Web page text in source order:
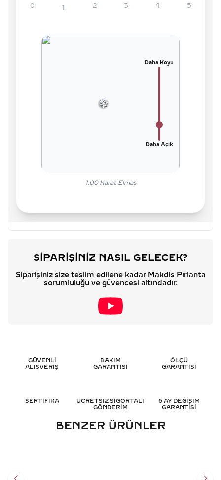
0 1 2 3 4 5
Daha Koyu
Daha Açık
1.00Karat Elmas
SIPARIŞINIZ NASIL GELECEK?
Siparişiniz size teslim edilene kadar Makdis Pırlanta
sorumluluğu ve güvencesi altındadır.
GÜVENLİ
ALIŞVERİŞ
BAKIM
GARANTİSİ
ÖLÇÜ
GARANTİSİ
SERTİFİKA
ÜCRETSİZ SİGORTALI
GÖNDERİM
6 AY DEĞİŞİM
GARANTİSİ
BENZER ÜRÜNLER